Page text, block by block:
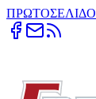
ΠΡΩΤΟΣΕΛΙΔΟ